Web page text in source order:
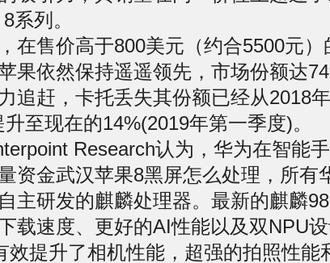
系列。
售价高于800美元（约合5500元）
果依然保持遥遥领先，市场份额达
追赶，卡托丢失其份额已经从2018
至现在的14%(2019年第一季度)。
Research认为，华为在智能
资金武汉苹果8黑屏怎么处理，所有
主研发的麒麟处理器。最新的麒麟
载速度、更好的AI性能以及双NPU
效提升了相机性能，超强的拍照性能